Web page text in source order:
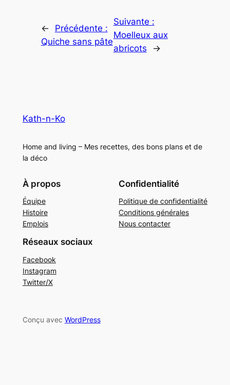
←
Précédente :
Quiche sans pâte
Suivante :
Moelleux aux
abricots
→
Kath-n-Ko
Home and living – Mes recettes, des bons plans et de
la déco
À propos
Équipe
Histoire
Emplois
Confidentialité
Politique de confidentialité
Conditions générales
Nous contacter
Réseaux sociaux
Facebook
Instagram
Twitter/X
Conçu avec WordPress